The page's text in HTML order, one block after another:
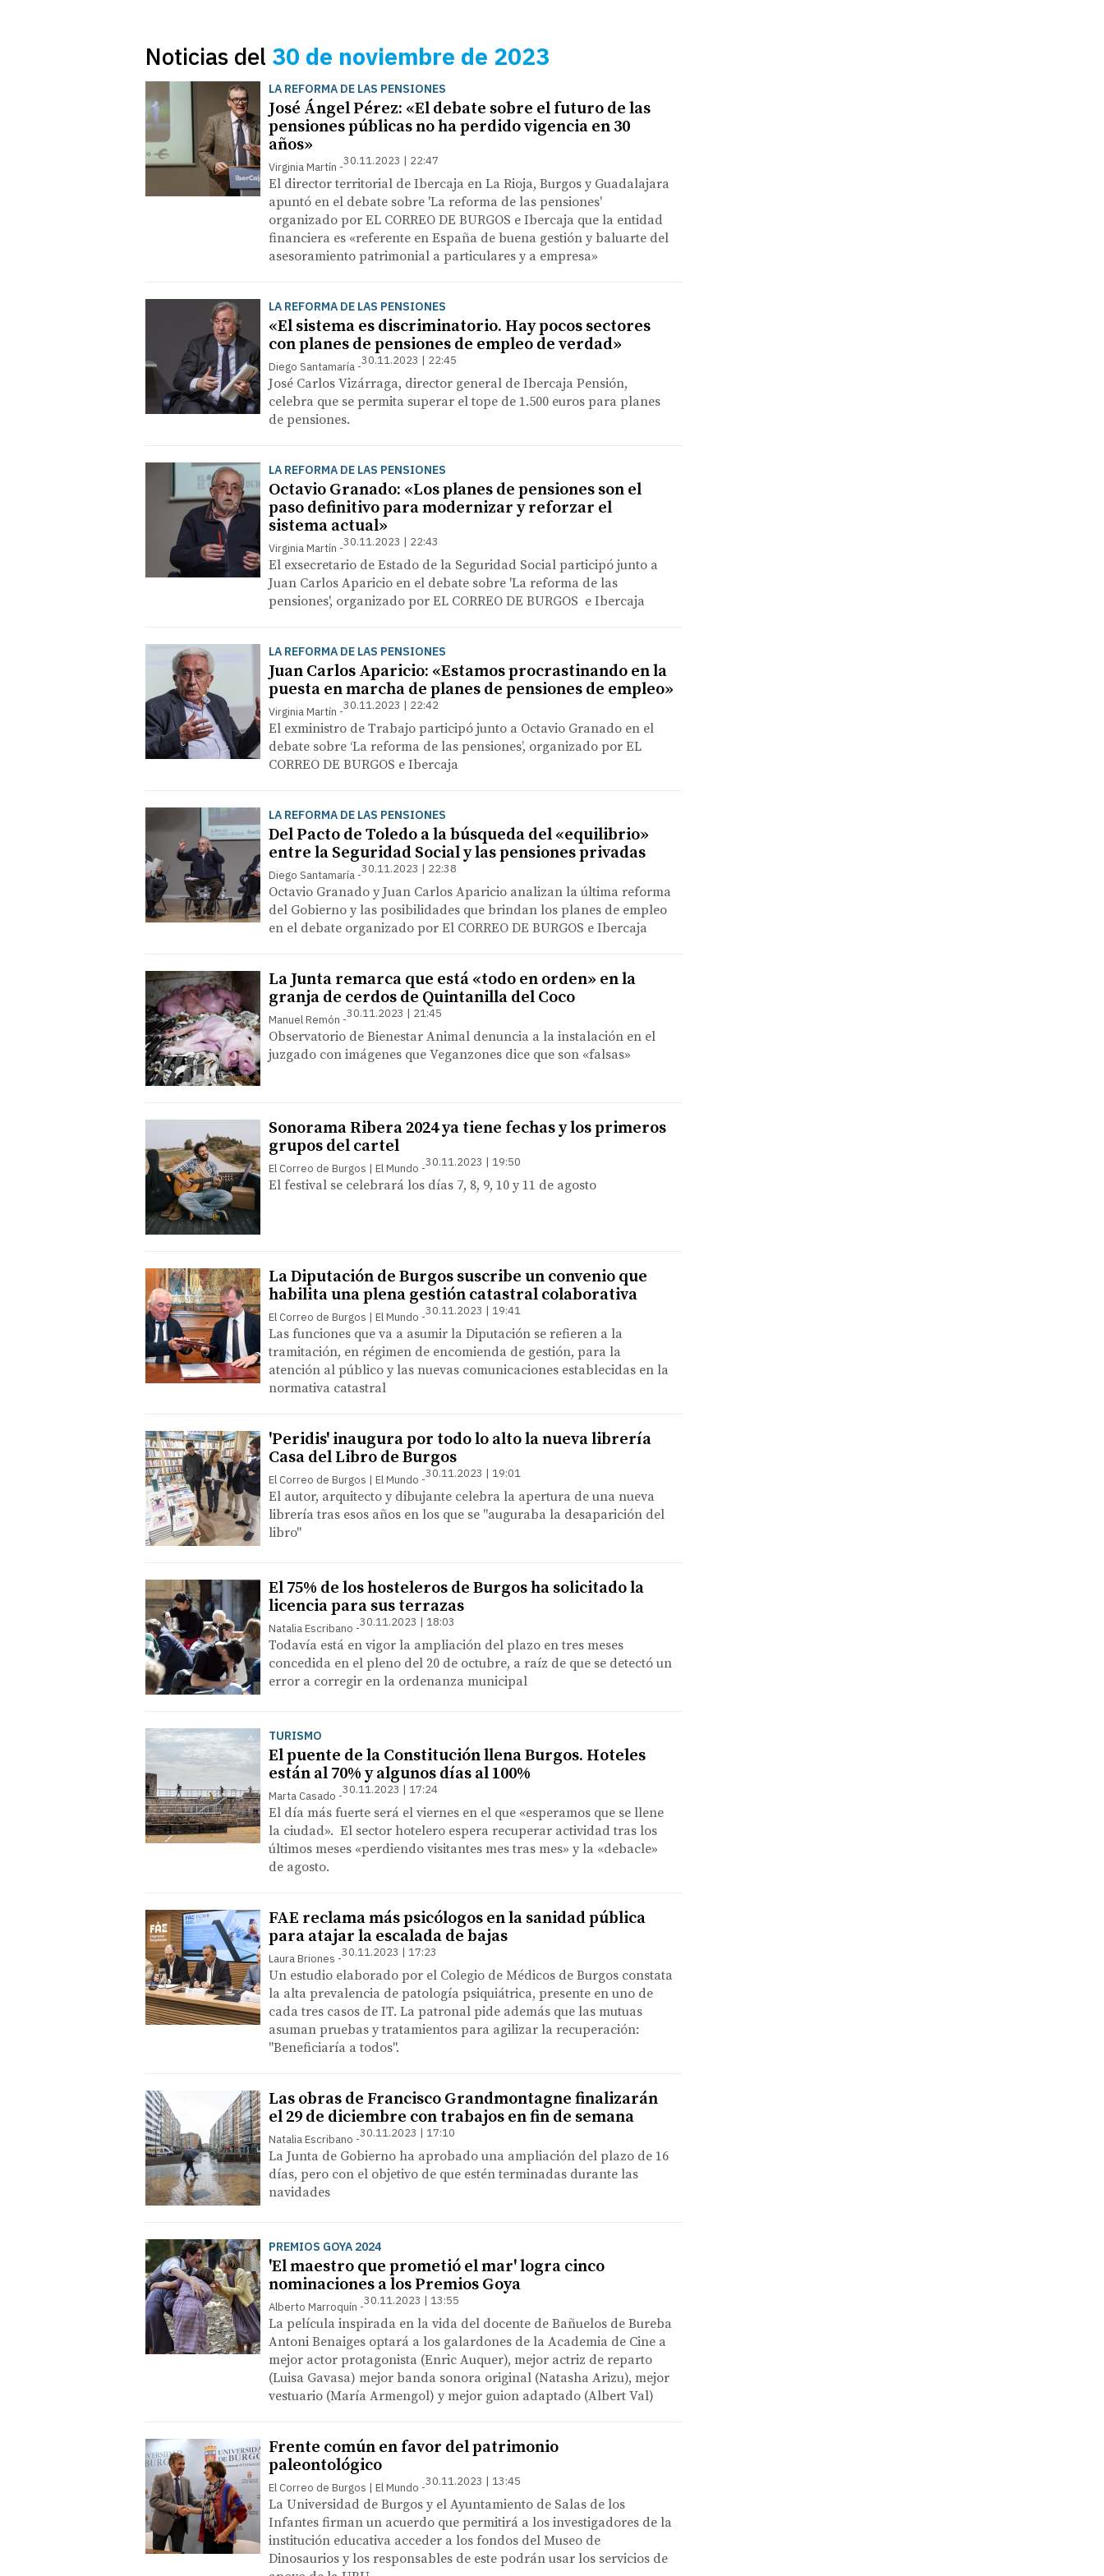
Noticias del 30 de noviembre de 2023
LA REFORMA DE LAS PENSIONES
José Ángel Pérez: «El debate sobre el futuro de las
pensiones públicas no ha perdido vigencia en 30
años»
Virginia Martín 30.11.2023 | 22:47
El director territorial de Ibercaja en La Rioja, Burgos y Guadalajara
apuntó en el debate sobre 'La reforma de las pensiones'
organizado por EL CORREO DE BURGOS e Ibercaja que la entidad
financiera es «referente en España de buena gestión y baluarte del
asesoramiento patrimonial a particulares y a empresa»
LA REFORMA DE LAS PENSIONES
«El sistema es discriminatorio. Hay pocos sectores
con planes de pensiones de empleo de verdad»
Diego Santamaría 30.11.2023 | 22:45
José Carlos Vizárraga, director general de Ibercaja Pensión,
celebra que se permita superar el tope de 1.500 euros para planes
de pensiones.
LA REFORMA DE LAS PENSIONES
Octavio Granado: «Los planes de pensiones son el
paso definitivo para modernizar y reforzar el
sistema actual»
Virginia Martín 30.11.2023 | 22:43
El exsecretario de Estado de la Seguridad Social participó junto a
Juan Carlos Aparicio en el debate sobre 'La reforma de las
pensiones', organizado por EL CORREO DE BURGOS e Ibercaja
LA REFORMA DE LAS PENSIONES
Juan Carlos Aparicio: «Estamos procrastinando en la
puesta en marcha de planes de pensiones de empleo»
Virginia Martín 30.11.2023 | 22:42
El exministro de Trabajo participó junto a Octavio Granado en el
debate sobre ‘La reforma de las pensiones’, organizado por EL
CORREO DE BURGOS e Ibercaja
LA REFORMA DE LAS PENSIONES
Del Pacto de Toledo a la búsqueda del «equilibrio»
entre la Seguridad Social y las pensiones privadas
Diego Santamaría 30.11.2023 | 22:38
Octavio Granado y Juan Carlos Aparicio analizan la última reforma
del Gobierno y las posibilidades que brindan los planes de empleo
en el debate organizado por El CORREO DE BURGOS e Ibercaja
La Junta remarca que está «todo en orden» en la
granja de cerdos de Quintanilla del Coco
Manuel Remón 30.11.2023 | 21:45
Observatorio de Bienestar Animal denuncia a la instalación en el
juzgado con imágenes que Veganzones dice que son «falsas»
Sonorama Ribera 2024 ya tiene fechas y los primeros
grupos del cartel
El Correo de Burgos | El Mundo 30.11.2023 | 19:50
El festival se celebrará los días 7, 8, 9, 10 y 11 de agosto
La Diputación de Burgos suscribe un convenio que
habilita una plena gestión catastral colaborativa
El Correo de Burgos | El Mundo 30.11.2023 | 19:41
Las funciones que va a asumir la Diputación se refieren a la
tramitación, en régimen de encomienda de gestión, para la
atención al público y las nuevas comunicaciones establecidas en la
normativa catastral
'Peridis' inaugura por todo lo alto la nueva librería
Casa del Libro de Burgos
El Correo de Burgos | El Mundo 30.11.2023 | 19:01
El autor, arquitecto y dibujante celebra la apertura de una nueva
librería tras esos años en los que se "auguraba la desaparición del
libro"
El 75% de los hosteleros de Burgos ha solicitado la
licencia para sus terrazas
Natalia Escribano 30.11.2023 | 18:03
Todavía está en vigor la ampliación del plazo en tres meses
concedida en el pleno del 20 de octubre, a raíz de que se detectó un
error a corregir en la ordenanza municipal
TURISMO
El puente de la Constitución llena Burgos. Hoteles
están al 70% y algunos días al 100%
Marta Casado 30.11.2023 | 17:24
El día más fuerte será el viernes en el que «esperamos que se llene
la ciudad». El sector hotelero espera recuperar actividad tras los
últimos meses «perdiendo visitantes mes tras mes» y la «debacle»
de agosto.
FAE reclama más psicólogos en la sanidad pública
para atajar la escalada de bajas
Laura Briones 30.11.2023 | 17:23
Un estudio elaborado por el Colegio de Médicos de Burgos constata
la alta prevalencia de patología psiquiátrica, presente en uno de
cada tres casos de IT. La patronal pide además que las mutuas
asuman pruebas y tratamientos para agilizar la recuperación:
"Beneficiaría a todos".
Las obras de Francisco Grandmontagne finalizarán
el 29 de diciembre con trabajos en fin de semana
Natalia Escribano 30.11.2023 | 17:10
La Junta de Gobierno ha aprobado una ampliación del plazo de 16
días, pero con el objetivo de que estén terminadas durante las
navidades
PREMIOS GOYA 2024
'El maestro que prometió el mar' logra cinco
nominaciones a los Premios Goya
Alberto Marroquín 30.11.2023 | 13:55
La película inspirada en la vida del docente de Bañuelos de Bureba
Antoni Benaiges optará a los galardones de la Academia de Cine a
mejor actor protagonista (Enric Auquer), mejor actriz de reparto
(Luisa Gavasa) mejor banda sonora original (Natasha Arizu), mejor
vestuario (María Armengol) y mejor guion adaptado (Albert Val)
Frente común en favor del patrimonio
paleontológico
El Correo de Burgos | El Mundo 30.11.2023 | 13:45
La Universidad de Burgos y el Ayuntamiento de Salas de los
Infantes firman un acuerdo que permitirá a los investigadores de la
institución educativa acceder a los fondos del Museo de
Dinosaurios y los responsables de este podrán usar los servicios de